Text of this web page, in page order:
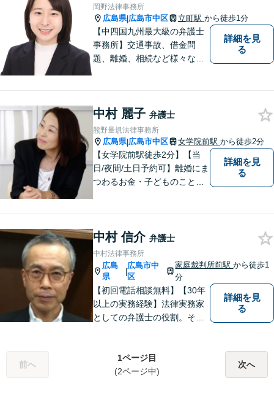
岡野法律事務所
広島県|広島市中区 立町駅 から徒歩1分
【中四国九州最大級の弁護士
事務所】交通事故、借金問
題、離婚、相続など様々な問
い！
詳細を見
る
中村 麗子 弁護士
熊野量規法律事務所
広島県|広島市中区 女学院前駅 から徒歩2分
【女学院前駅徒歩2分】【当
日/夜間/土日予約可】離婚にま
つわるお金・子どものこと、
せください。丁寧にお話を伺
い、お一人おひとりに合った
解決方法を提案します。
詳細を見
る
中村 信介 弁護士
中村法律事務所
広島
県
|
広島市中
区
家庭裁判所前駅から徒歩1
分
【初回電話相談無料】【30年
以上の実務経験】法律実務家
としての弁護士の役割。それ
トラブルをかかえた組織また
は人と一定の距離を保ちなが
詳細を見
る
前へ
1ページ目
(2ページ中)
次へ